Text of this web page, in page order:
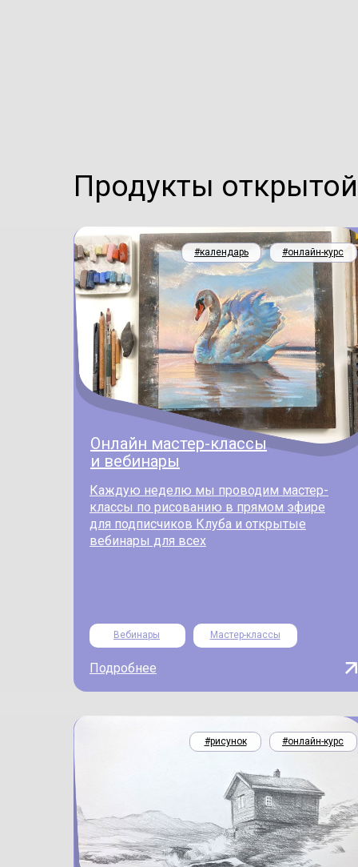
Продукты
Онлайн мастер-классы
и вебинары
Каждую неделю мы проводим мастер-
классы по рисованию в прямом эфире
для подписчиков Клуба и открытые
вебинары для всех
Подробнее
Вебинары Мастер-классы
#онлайн-курс
#календарь
#онлайн-курс
#рисунок